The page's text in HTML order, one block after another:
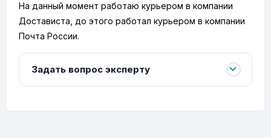
На данный момент работаю курьером в компании
Достависта, до этого работал курьером в компании
Почта России.
Задать вопрос эксперту